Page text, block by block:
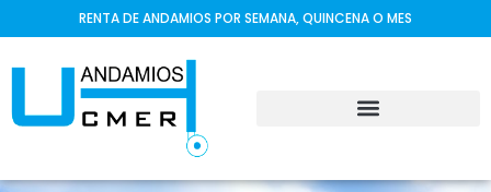
RENTA DE ANDAMIOS POR SEMANA, QUINCENA O MES